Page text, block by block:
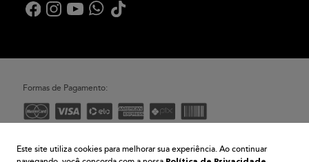
Formas de Pagamento:
Desenvolvimento e Tecnologia
Este site utiliza cookies para melhorar sua experiência. Ao continuar